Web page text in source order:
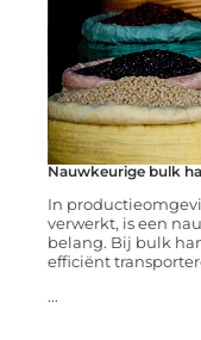
Nauwkeurige bulk
In
verwerkt, is een
belang. Bij bulk
efficiënt
...